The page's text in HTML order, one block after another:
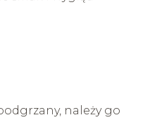
należy go